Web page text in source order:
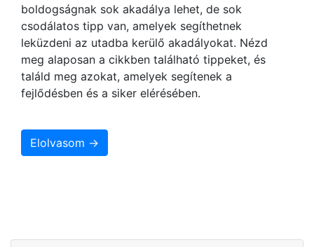
boldogságnak sok akadálya lehet, de sok
csodálatos tipp van, amelyek segíthetnek
leküzdeni az utadba kerülő akadályokat. Nézd
meg alaposan a cikkben található tippeket, és
találd meg azokat, amelyek segítenek a
fejlődésben és a siker elérésében.
Elolvasom →